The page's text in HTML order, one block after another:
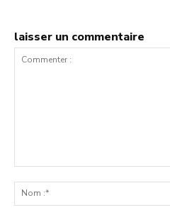
laisser un commentaire